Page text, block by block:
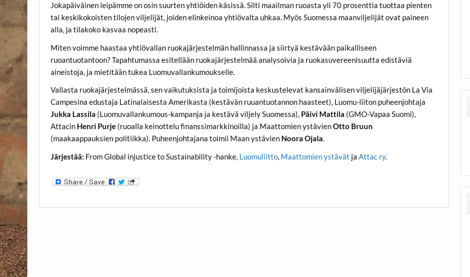
Jokapäiväinen leipämme on osin suurten yhtiöiden käsissä. Silti maailman ruoasta yli 70 prosenttia tuottaa pienten
tai keskikokoisten tilojen viljelijät, joiden elinkeinoa yhtiövalta uhkaa. Myös Suomessa maanviljelijät ovat paineen
alla, ja tilakoko kasvaa nopeasti.
Miten voimme haastaa yhtiövallan ruokajärjestelmän hallinnassa ja siirtyä kestävään paikalliseen
ruoantuotantoon? Tapahtumassa esitellään ruokajärjestelmää analysoivia ja ruokasuvereenisuutta edistäviä
aineistoja, ja mietitään tukea Luomuvallankumoukselle.
Vallasta ruokajärjestelmässä, sen vaikutuksista ja toimijoista keskustelevat kansainvälisen viljelijäjärjestön La Via
Campesina edustaja Latinalaisesta Amerikasta (kestävän ruuantuotannon haasteet), Luomu-liiton puheenjohtaja
Jukka Lassila (Luomuvallankumous-kampanja ja kestävä viljely Suomessa), Päivi Mattila (GMO-Vapaa Suomi),
Attacin Henri Purje (ruoalla keinottelu finanssimarkkinoilla) ja Maattomien ystävienOtto Bruun
(maakaappauksien politiikka). Puheenjohtajana toimii Maan ystävien Noora Ojala.
Järjestää: From Global injustice to Sustainability -hanke, Luomuliitto Maattomien ystävät ja Attac ry.